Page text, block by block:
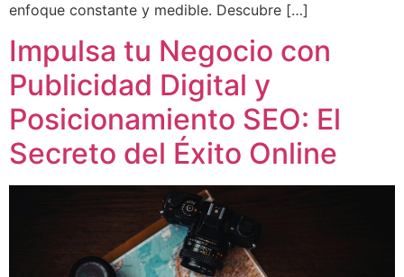
enfoque constante y medible. Descubre […]
Impulsa tu Negocio con
Publicidad Digital y
Posicionamiento SEO: El
Secreto del Éxito Online